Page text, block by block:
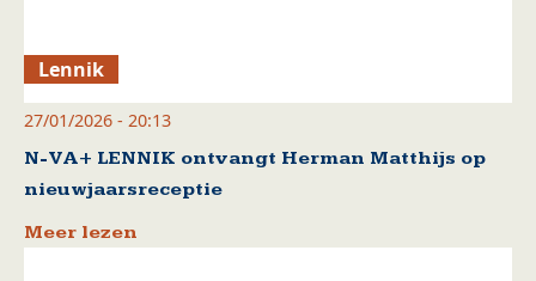
Lennik
27/01/2026 - 20:13
N-VA+ LENNIK ontvangt Herman Matthijs op
nieuwjaarsreceptie
Meer lezen